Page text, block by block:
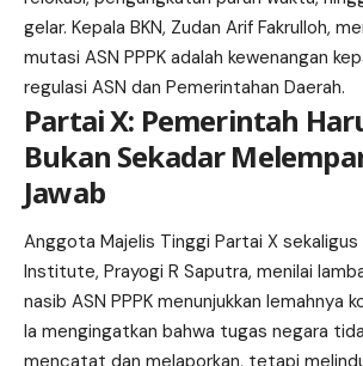
gelar. Kepala BKN, Zudan Arif Fakrulloh,
mutasi ASN PPPK adalah kewenangan
regulasi ASN dan Pemerintahan Daerah.
Partai X: Pemerintah
Bukan Sekadar
Jawab
Anggota Majelis Tinggi Partai X
Institute, Prayogi R Saputra, menilai
nasib ASN PPPK menunjukkan lemahnya
Ia mengingatkan bahwa tugas negara
mencatat dan melaporkan, tetapi